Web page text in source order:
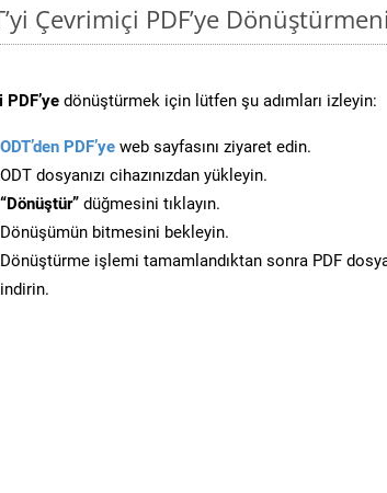
Çevrimiçi PDF’ye
PDF’ye dönüştürmek için lütfen şu adımları izleyin:
ODT’den PDF’ye web sayfasını ziyaret edin.
ODT dosyanızı cihazınızdan yükleyin.
“Dönüştür” düğmesini tıklayın.
Dönüşümün bitmesini bekleyin.
Dönüştürme işlemi tamamlandıktan sonra PDF
indirin.